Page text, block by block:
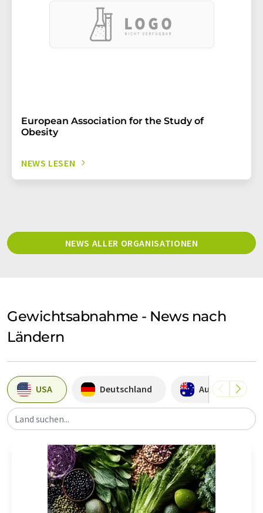
European Association for the Study of
Obesity
NEWS LESEN
NEWS ALLER ORGANISATIONEN
Gewichtsabnahme - News nach
Ländern
USA Deutschland Australien
Land suchen...